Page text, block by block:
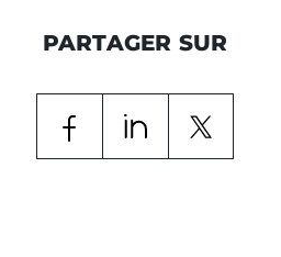
PARTAGER SUR